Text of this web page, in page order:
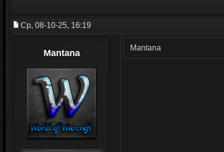
Ср, 08-10-25, 16:19
Mantana
Mantana